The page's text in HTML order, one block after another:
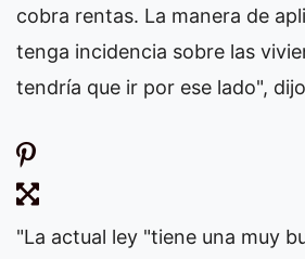
cobra rentas. La manera de
tenga incidencia sobre las
tendría que ir por ese lado",
"La actual ley "tiene una muy